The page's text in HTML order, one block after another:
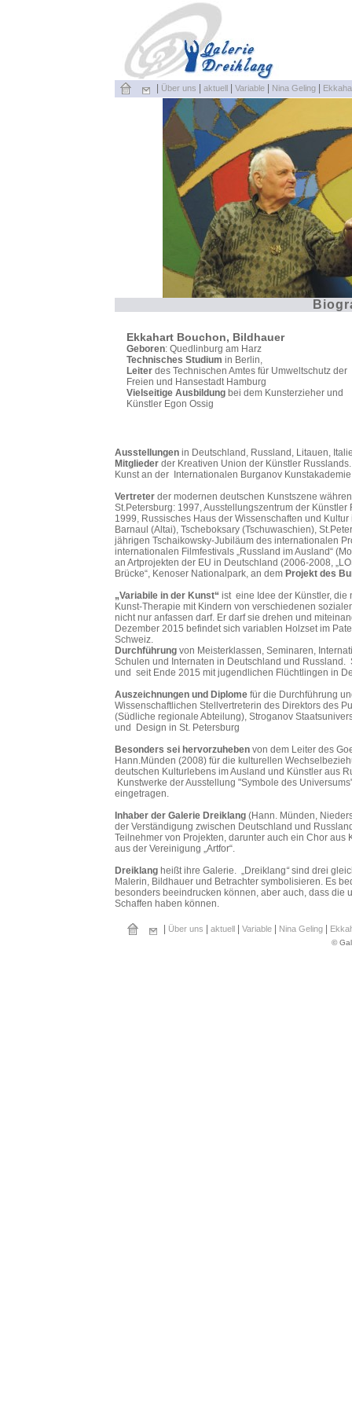
Über uns aktuell| Variable| Nina Geling
Ekkahart Bouchon, Bildhauer
Geboren: Quedlinburg am Harz
Technisches Studium in Berlin,
Leiterdes Technischen Amtes für Umweltschutz der
Freien und Hansestadt Hamburg
Vielseitige Ausbildungbei dem Kunsterzieher und
Künstler Egon Ossig
Ausstellungenin Deutschland, Russland, Litauen,
Mitgliederder Kreativen Union der Künstler
Kunst an der Internationalen Burganov
Vertreterder modernen deutschen Kunstszene
St.Petersburg: 1997, Ausstellungszentrum der
1999, Russisches Haus der Wissenschaften und
Barnaul (Altai), Tscheboksary (Tschuwaschien),
jährigen Tschaikowsky-Jubiläum des internationalen
internationalen Filmfestivals „Russland im Ausland“
an Artprojekten der EU in Deutschland (2006-2008,
Brücke“, Kenoser Nationalpark, an dem Projekt des
„Variabile in der Kunst“ ist eine Idee der Künstler, die
Kunst-Therapie mit Kindern von verschiedenen
nicht nur anfassen darf. Er darf sie drehen und
Dezember 2015 befindet sich variablen Holzset im
Schweiz.
Durchführungvon Meisterklassen, Seminaren,
Schulen und Internaten in Deutschland und
und seit Ende 2015 mit jugendlichen Flüchtlingen in
Auszeichnungen und Diplomefür die Durchführung
Wissenschaftlichen Stellvertreterin des Direktors des
(Südliche regionale Abteilung), Stroganov
und Design in St. Petersburg
Besonders sei hervorzuhebenvon dem Leiter des
Hann.Münden (2008) für die kulturellen
deutschen Kulturlebens im Ausland und Künstler aus
Kunstwerke der Ausstellung "Symbole des
eingetragen.
Inhaber der Galerie Dreiklang(Hann. Münden,
der Verständigung zwischen Deutschland und
Teilnehmer von Projekten, darunter auch ein Chor aus
aus der Vereinigung „Artfor“.
Dreiklangheißt ihre Galerie. „Dreiklang“sind drei
Malerin, Bildhauer und Betrachter symbolisieren. Es
besonders beeindrucken können, aber auch, dass
Schaffen haben können.
Über uns aktuell| Variable| Nina Geling
©